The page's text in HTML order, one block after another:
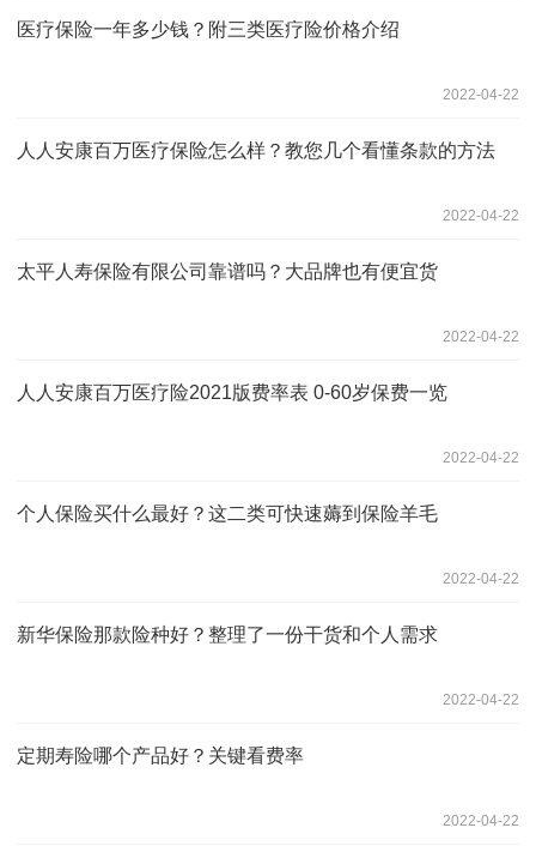
医疗保险一年多少钱？附三类医疗险价格介绍
2022-04-22
人人安康百万医疗保险怎么样？教您几个看懂条款的方法
2022-04-22
太平人寿保险有限公司靠谱吗？大品牌也有便宜货
2022-04-22
人人安康百万医疗险2021版费率表 0-60岁保费一览
2022-04-22
个人保险买什么最好？这二类可快速薅到保险羊毛
2022-04-22
新华保险那款险种好？整理了一份干货和个人需求
2022-04-22
定期寿险哪个产品好？关键看费率
2022-04-22